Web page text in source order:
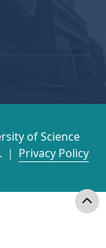
of Science
Privacy Policy